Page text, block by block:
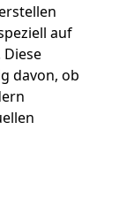
auf
davon, ob